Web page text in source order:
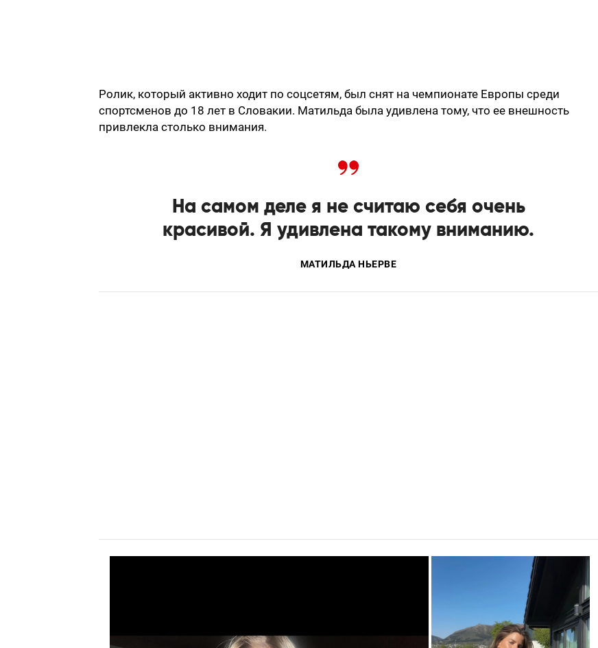
Ролик, который активно ходит по соцсетям, был снят на чемпионате Европы среди
спортсменов до 18 лет в Словакии. Матильда была удивлена тому, что ее внешность
привлекла столько внимания.
На самом деле я не считаю себя очень
красивой. Я удивлена такому вниманию.
МАТИЛЬДА НЬЕРВЕ